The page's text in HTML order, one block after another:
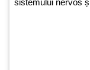
sistemului nervos